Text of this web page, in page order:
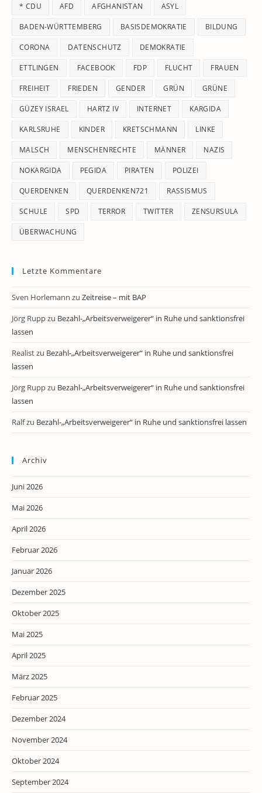
* CDU AFD AFGHANISTAN ASYL
BADEN-WÜRTTEMBERG BASISDEMOKRATIE BILDUNG
CORONA DATENSCHUTZ DEMOKRATIE
ETTLINGEN FACEBOOK FDP FLUCHT FRAUEN
FREIHEIT FRIEDEN GENDER GRÜN GRÜNE
GÜZEY ISRAEL HARTZ IV INTERNET KARGIDA
KARLSRUHE KINDER KRETSCHMANN LINKE
MALSCH MENSCHENRECHTE MÄNNER NAZIS
NOKARGIDA PEGIDA PIRATEN POLIZEI
QUERDENKEN QUERDENKEN721 RASSISMUS
SCHULE SPD TERROR TWITTER ZENSURSULA
ÜBERWACHUNG
Letzte Kommentare
Sven Horlemann zu Zeitreise – mit BAP
Jörg Ruppzu Bezahl-„Arbeitsverweigerer“ in Ruhe und sanktionsfrei
lassen
Realistzu Bezahl-„Arbeitsverweigerer“ in Ruhe und sanktionsfrei
lassen
Jörg Ruppzu Bezahl-„Arbeitsverweigerer“ in Ruhe und sanktionsfrei
lassen
Ralfzu Bezahl-„Arbeitsverweigerer“ in Ruhe und sanktionsfrei lassen
Archiv
Juni 2026
Mai 2026
April 2026
Februar 2026
Januar 2026
Dezember 2025
Oktober 2025
Mai 2025
April 2025
März 2025
Februar 2025
Dezember 2024
November 2024
Oktober 2024
September 2024